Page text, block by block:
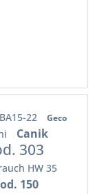
22
Geco
Canik
303
HW 35
150